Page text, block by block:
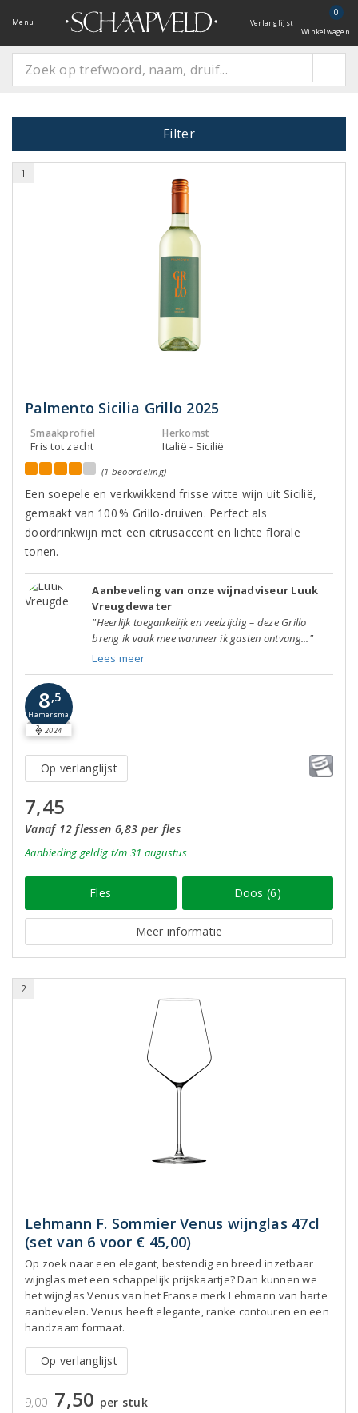
Menu Verlanglijst
0
Winkelwagen
Filter
1
Palmento Sicilia Grillo 2025
Smaakprofiel
Fris tot zacht
Herkomst
Italië - Sicilië
(1 beoordeling)
Een soepele en verkwikkend frisse witte wijn uit Sicilië,
gemaakt van 100 % Grillo-druiven. Perfect als
doordrinkwijn met een citrusaccent en lichte florale
tonen.
Aanbeveling van onze wijnadviseur Luuk
Vreugdewater
"Heerlijk toegankelijk en veelzijdig – deze Grillo
breng ik vaak mee wanneer ik gasten ontvang..."
Lees meer
8,5
Hamersma
2024
Op verlanglijst
7,45
Vanaf 12 flessen 6,83 per fles
Aanbieding geldig t/m 31 augustus
Fles Doos (6)
Meer informatie
2
Lehmann F. Sommier Venus wijnglas 47cl
(set van 6 voor € 45,00)
Op zoek naar een elegant, bestendig en breed inzetbaar
wijnglas met een schappelijk prijskaartje? Dan kunnen we
het wijnglas Venus van het Franse merk Lehmann van harte
aanbevelen. Venus heeft elegante, ranke contouren en een
handzaam formaat.
Op verlanglijst
9,00 7,50 per stuk